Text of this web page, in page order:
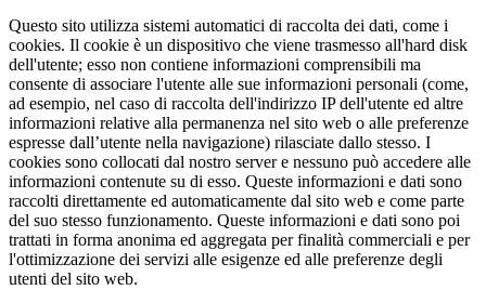
Questo sito utilizza sistemi automatici di raccolta dei dati, come i
cookies. Il cookie è un dispositivo che viene trasmesso all'hard disk
dell'utente; esso non contiene informazioni comprensibili ma
consente di associare l'utente alle sue informazioni personali (come,
ad esempio, nel caso di raccolta dell'indirizzo IP dell'utente ed altre
informazioni relative alla permanenza nel sito web o alle preferenze
espresse dall’utente nella navigazione) rilasciate dallo stesso. I
cookies sono collocati dal nostro server e nessuno può accedere alle
informazioni contenute su di esso. Queste informazioni e dati sono
raccolti direttamente ed automaticamente dal sito web e come parte
del suo stesso funzionamento. Queste informazioni e dati sono poi
trattati in forma anonima ed aggregata per finalità commerciali e per
l'ottimizzazione dei servizi alle esigenze ed alle preferenze degli
utenti del sito web.